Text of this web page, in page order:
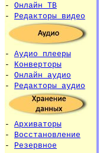
- Онлайн ТВ
- Редакторы видео
- Аудио плееры
- Конверторы
- Онлайн аудио
- Редакторы аудио
- Архиваторы
- Восстановление
- Резервное